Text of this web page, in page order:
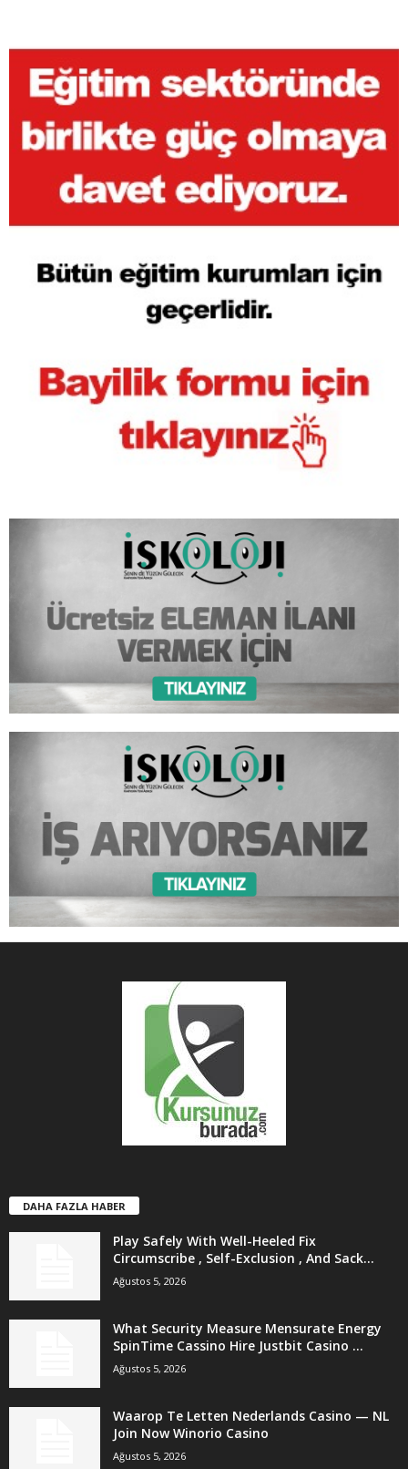
DAHA FAZLA HABER
Play Safely With Well-Heeled Fix
Circumscribe , Self-Exclusion , And Sack...
Ağustos 5, 2026
What Security Measure Mensurate Energy
SpinTime Cassino Hire Justbit Casino ...
Ağustos 5, 2026
Waarop Te Letten Nederlands Casino — NL
Join Now Winorio Casino
Ağustos 5, 2026